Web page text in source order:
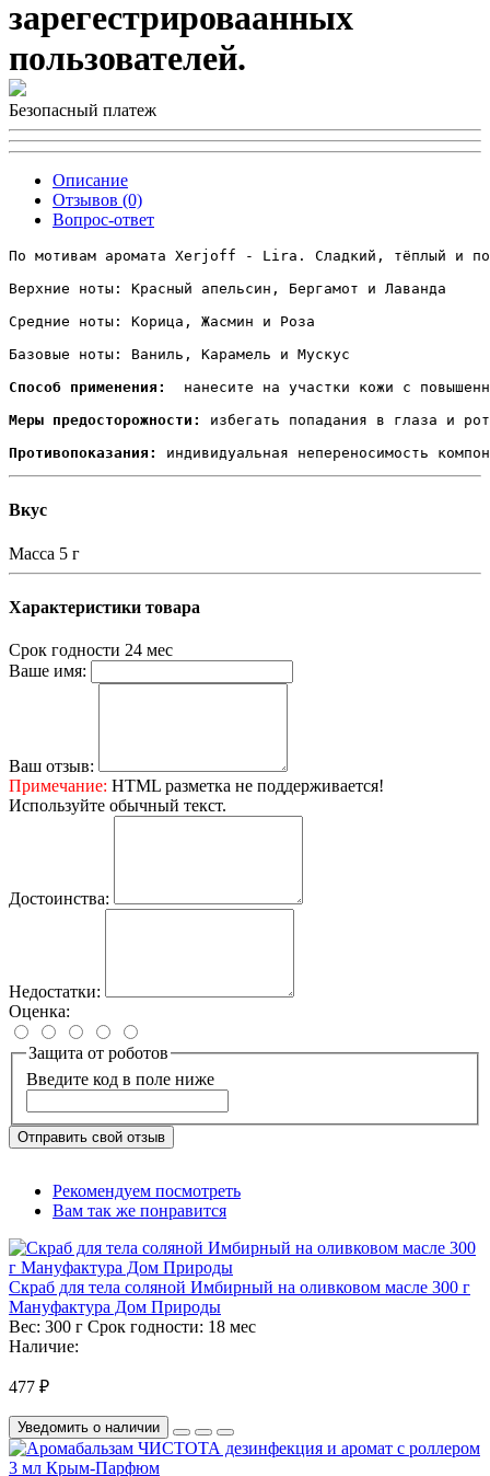
зарегестрироваанных
пользователей.
Безопасный платеж
Описание
Отзывов (0)
Вопрос-ответ
По мотивам аромата Xerjoff - Lira. Сладкий, тёплый и по-
Верхние ноты: Красный апельсин, Бергамот и Лаванда
Средние ноты: Корица, Жасмин и Роза
Базовые ноты: Ваниль, Карамель и Мускус
Способ применения:
нанесите на участки кожи с
Меры предосторожности:
избегать попадания в глаза и
Противопоказания:
Вкус
Масса 5 г
Характеристики товара
Срок годности 24 мес
Ваше имя:
Ваш отзыв:
Примечание: HTML разметка не поддерживается!
Используйте обычный текст.
Достоинства:
Недостатки:
Оценка:
Защита от роботов
Введите код в поле ниже
Отправить свой отзыв
Рекомендуем посмотреть
Вам так же понравится
Скраб для тела соляной Имбирный на оливковом масле 300 г
Мануфактура Дом Природы
Вес: 300 г Срок годности: 18 мес
Наличие:
477 ₽
Уведомить о наличии